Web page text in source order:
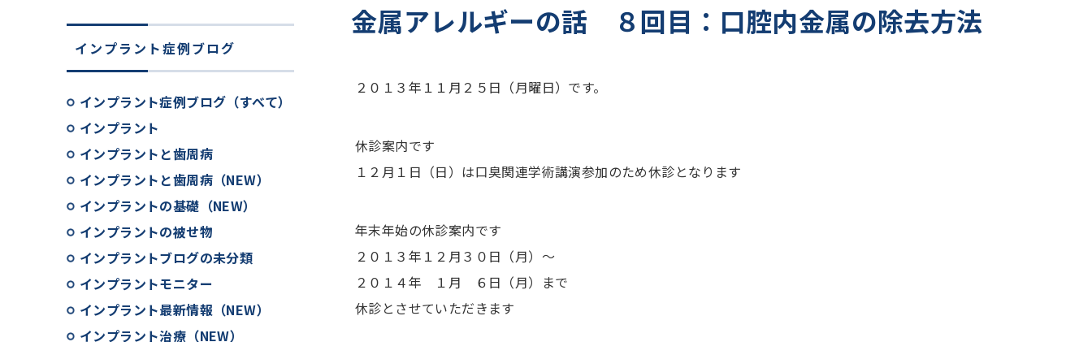
インプラント症例ブログ
インプラント症例ブログ（すべて）
インプラント
インプラントと歯周病
インプラントと歯周病（NEW）
インプラントの基礎（NEW）
インプラントの被せ物
インプラントブログの未分類
インプラントモニター
インプラント最新情報（NEW）
インプラント治療（NEW）
金属アレルギーの話 ８回目：口腔内金属の除去方法
２０１３年１１月２５日（月曜日）です。
休診案内です
１２月１日（日）は口臭関連学術講演参加のため休診となります
年末年始の休診案内です
２０１３年１２月３０日（月）〜
２０１４年 １月 ６日（月）まで
休診とさせていただきます